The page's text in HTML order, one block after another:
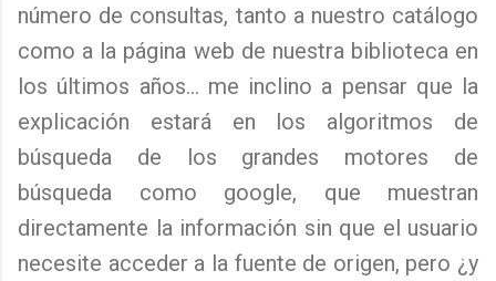
número de consultas, tanto a nuestro catálogo
como a la página web de nuestra biblioteca en
los últimos años... me inclino a pensar que la
explicación estará en los algoritmos de
búsqueda de los grandes motores de
búsqueda como google, que muestran
directamente la información sin que el usuario
necesite acceder a la fuente de origen, pero ¿y